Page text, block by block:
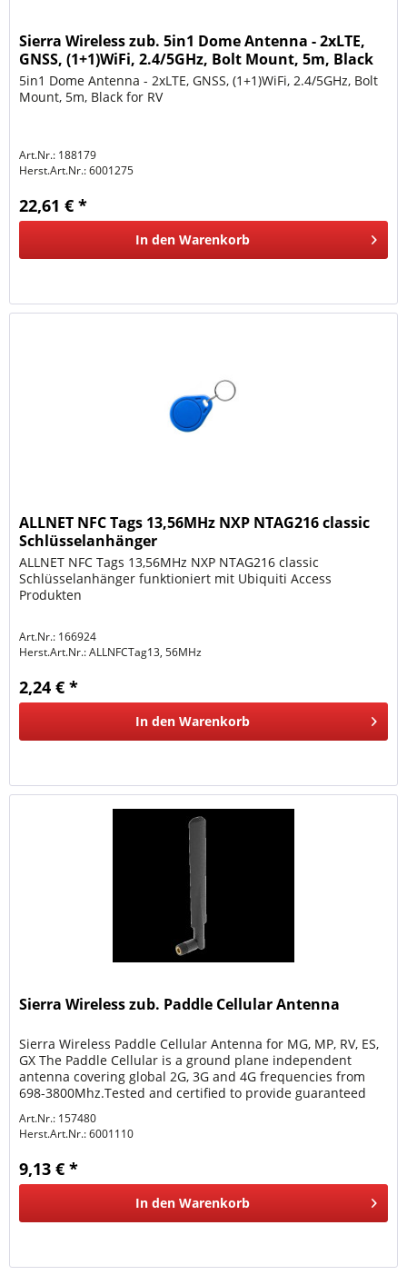
Sierra Wireless zub. 5in1 Dome Antenna - 2xLTE,
GNSS, (1+1)WiFi, 2.4/5GHz, Bolt Mount, 5m, Black
5in1 Dome Antenna - 2xLTE, GNSS, (1+1)WiFi, 2.4/5GHz, Bolt
Mount, 5m, Black for RV
Art.Nr.: 188179
Herst.Art.Nr.:6001275
22,61 € *
In den Warenkorb
ALLNET NFC Tags 13,56MHz NXP NTAG216 classic
Schlüsselanhänger
ALLNET NFC Tags 13,56MHz NXP NTAG216 classic
Schlüsselanhänger funktioniert mit Ubiquiti Access
Produkten
Art.Nr.: 166924
Herst.Art.Nr.:ALLNFCTag13, 56MHz
2,24 € *
In den Warenkorb
Sierra Wireless zub. Paddle Cellular Antenna
Sierra Wireless Paddle Cellular Antenna for MG, MP, RV, ES,
GX The Paddle Cellular is a ground plane independent
antenna covering global 2G, 3G and 4G frequencies from
698-3800Mhz.Tested and certified to provide guaranteed
Art.Nr.: 157480
Herst.Art.Nr.:6001110
9,13 € *
In den Warenkorb